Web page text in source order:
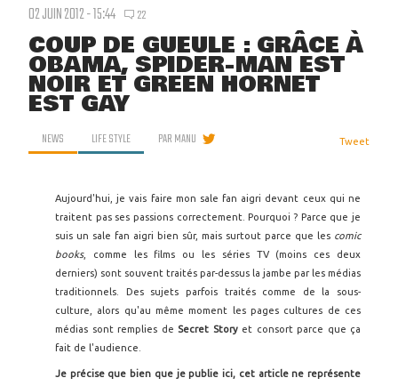
02 JUIN 2012 - 15:44 22
COUP DE GUEULE : GRÂCE À
OBAMA, SPIDER-MAN EST
NOIR ET GREEN HORNET
EST GAY
NEWS LIFE STYLE PARMANU Tweet
Aujourd'hui, je vais faire mon sale fan aigri devant ceux qui ne
traitent pas ses passions correctement. Pourquoi ? Parce que je
suis un sale fan aigri bien sûr, mais surtout parce que les comic
books, comme les films ou les séries TV (moins ces deux
derniers) sont souvent traités par-dessus la jambe par les médias
traditionnels. Des sujets parfois traités comme de la sous-
culture, alors qu'au même moment les pages cultures de ces
médias sont remplies de Secret Storyet consort parce que ça
fait de l'audience.
Je précise que bien que je publie ici, cet article ne représente